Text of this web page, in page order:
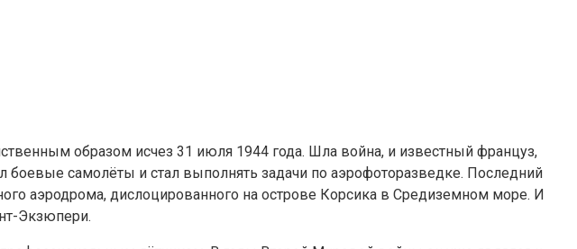
образом исчез 31 июля 1944 года. Шла война, и известный француз,
боевые самолёты и стал выполнять задачи по аэрофоторазведке. Последний
аэродрома, дислоцированного на острове Корсика в Средиземном море. И
Экзюпери.